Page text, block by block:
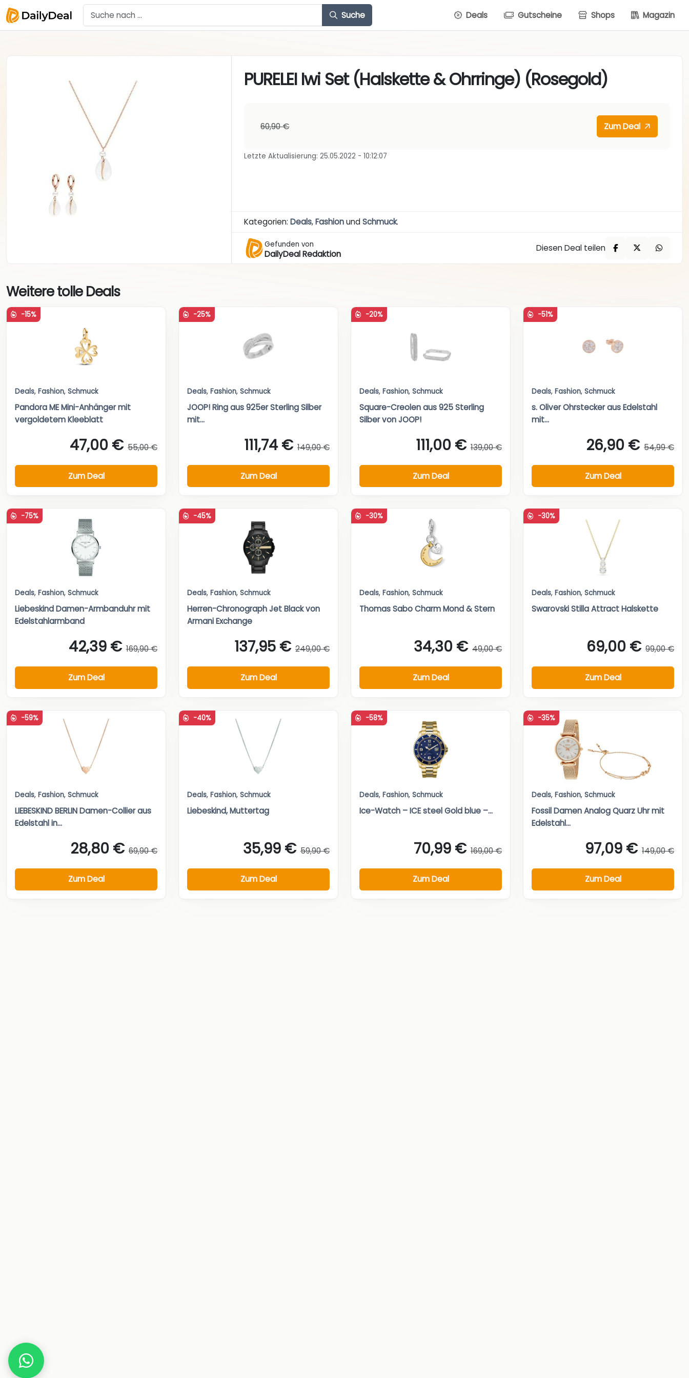
Suche Deals Gutscheine Shops Magazin
PURELEI Iwi Set (Halskette & Ohrringe) (Rosegold)
60,90 € Zum Deal
Letzte Aktualisierung: 25.05.2022 - 10:12:07
Kategorien:Deals,FashionundSchmuck.
Gefunden von
DailyDeal Redaktion
Diesen Deal teilen
Weitere tolle Deals
-15%
Deals, Fashion, Schmuck
Pandora ME Mini-Anhänger mit
vergoldetem Kleeblatt
47,00 € 55,00 €
Zum Deal
-25%
Deals, Fashion, Schmuck
JOOP! Ring aus 925er Sterling Silber
mit...
111,74 € 149,00 €
Zum Deal
-20%
Deals, Fashion, Schmuck
Square-Creolen aus 925 Sterling
Silber von JOOP!
111,00 € 139,00 €
Zum Deal
-51%
Deals, Fashion, Schmuck
s. Oliver Ohrstecker aus Edelstahl
mit...
26,90 € 54,99 €
Zum Deal
-75%
Deals, Fashion, Schmuck
Liebeskind Damen-Armbanduhr mit
Edelstahlarmband
42,39 € 169,90 €
Zum Deal
-45%
Deals, Fashion, Schmuck
Herren-Chronograph Jet Black von
Armani Exchange
137,95 € 249,00 €
Zum Deal
-30%
Deals, Fashion, Schmuck
Thomas Sabo Charm Mond & Stern
34,30 € 49,00 €
Zum Deal
-30%
Deals, Fashion, Schmuck
Swarovski Stilla Attract Halskette
69,00 € 99,00 €
Zum Deal
-59%
Deals, Fashion, Schmuck
LIEBESKIND BERLIN Damen-Collier aus
Edelstahl in...
28,80 € 69,90 €
Zum Deal
-40%
Deals, Fashion, Schmuck
Liebeskind, Muttertag
35,99 € 59,90 €
Zum Deal
-58%
Deals, Fashion, Schmuck
Ice-Watch – ICE steel Gold blue –...
70,99 € 169,00 €
Zum Deal
-35%
Deals, Fashion, Schmuck
Fossil Damen Analog Quarz Uhr mit
Edelstahl...
97,09 € 149,00 €
Zum Deal